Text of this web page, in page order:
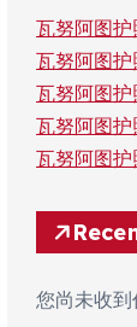
瓦努阿图
瓦努阿图
瓦努阿图
瓦努阿图
瓦努阿图
您尚未收到